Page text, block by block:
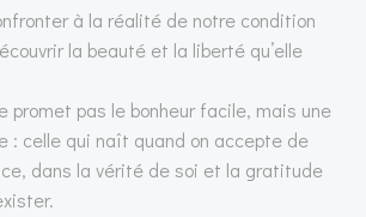
à la réalité de notre condition
la beauté et la liberté qu’elle
promet pas le bonheur facile, mais une
: celle qui naît quand on accepte de
dans la vérité de soi et la gratitude